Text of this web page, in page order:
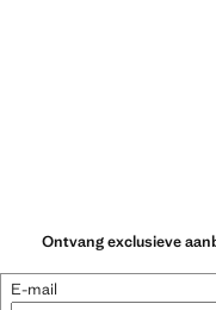
Ontvang exclusieve
E-mail